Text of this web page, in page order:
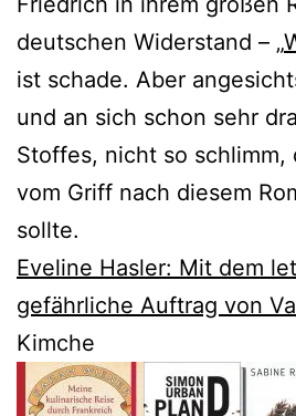
deutschen Widerstand – „
ist schade. Aber
und an sich schon sehr
Stoffes, nicht so schlimm,
vom Griff nach diesem
sollte.
Eveline Hasler: Mit dem
gefährliche Auftrag von
Kimche